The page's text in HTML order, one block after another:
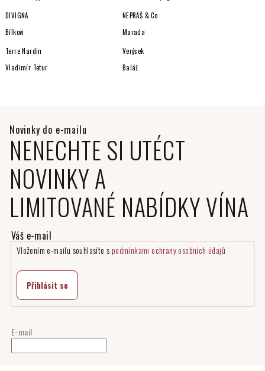
DIVIGNA
NEPRAŠ & Co
Bílkovi
Marada
Terre Nardin
Verýsek
Vladimír Tetur
Baláž
NENECHTE SI UTÉCT
NOVINKY A
LIMITOVANÉ NABÍDKY VÍNA
E-mail
Vložením e-mailu souhlasíte s podmínkami ochrany osobních údajů
Přihlásit se